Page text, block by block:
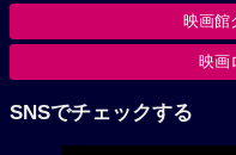
映画館
映画
SNSでチェックする